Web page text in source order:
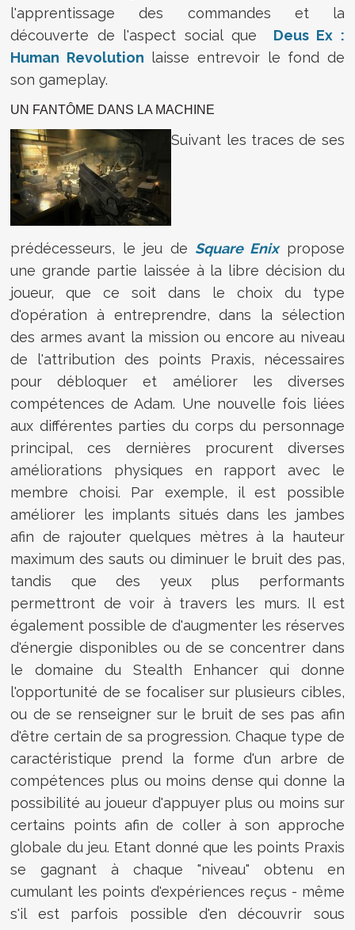
l'apprentissage des commandes et la
découverte de l'aspect social que Deus Ex :
Human Revolution laisse entrevoir le fond de
son gameplay.
UN FANTÔME DANS LA MACHINE
Suivant les traces de ses
prédécesseurs, le jeu de Square Enixpropose
une grande partie laissée à la libre décision du
joueur, que ce soit dans le choix du type
d'opération à entreprendre, dans la sélection
des armes avant la mission ou encore au niveau
de l'attribution des points Praxis, nécessaires
pour débloquer et améliorer les diverses
compétences de Adam. Une nouvelle fois liées
aux différentes parties du corps du personnage
principal, ces dernières procurent diverses
améliorations physiques en rapport avec le
membre choisi. Par exemple, il est possible
améliorer les implants situés dans les jambes
afin de rajouter quelques mètres à la hauteur
maximum des sauts ou diminuer le bruit des pas,
tandis que des yeux plus performants
permettront de voir à travers les murs. Il est
également possible de d'augmenter les réserves
d'énergie disponibles ou de se concentrer dans
le domaine du Stealth Enhancer qui donne
l'opportunité de se focaliser sur plusieurs cibles,
ou de se renseigner sur le bruit de ses pas afin
d'être certain de sa progression. Chaque type de
caractéristique prend la forme d'un arbre de
compétences plus ou moins dense qui donne la
possibilité au joueur d'appuyer plus ou moins sur
certains points afin de coller à son approche
globale du jeu. Etant donné que les points Praxis
se gagnant à chaque "niveau" obtenu en
cumulant les points d'expériences reçus - même
s'il est parfois possible d'en découvrir sous